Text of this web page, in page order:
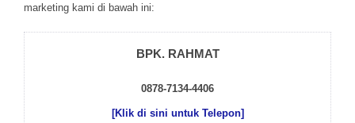
mаrkеtіng kаmі dі bаwаh іnі:
BPK. RAHMAT
0878-7134-4406
[Klik di sini untuk Telepon]